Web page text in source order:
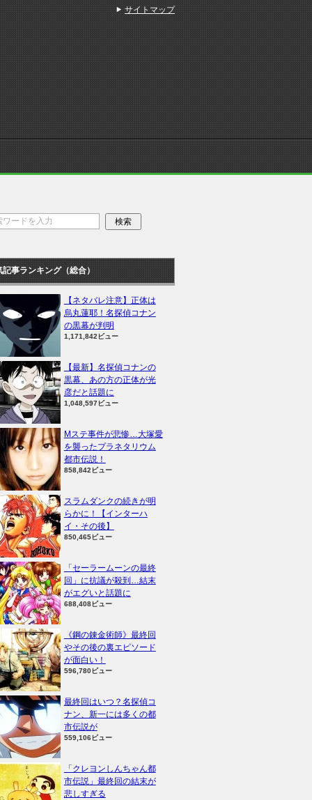
記事ランキング（総合）
【ネタバレ注意】正体は
烏丸蓮耶！名探偵コナン
の黒幕が判明
1,171,842ビュー
【最新】名探偵コナンの
黒幕、あの方の正体が光
彦だと話題に
1,048,597ビュー
Mステ事件が悲惨…大塚愛
を襲ったプラネタリウム
都市伝説！
858,842ビュー
スラムダンクの続きが明
らかに！【インターハ
イ・その後】
850,465ビュー
「セーラームーンの最終
回」に抗議が殺到…結末
がエグいと話題に
688,408ビュー
《鋼の錬金術師》最終回
やその後の裏エピソード
が面白い！
596,780ビュー
最終回はいつ？名探偵コ
ナン、新一には多くの都
市伝説が
559,106ビュー
「クレヨンしんちゃん都
市伝説」最終回の結末が
悲しすぎる
サイトマップ